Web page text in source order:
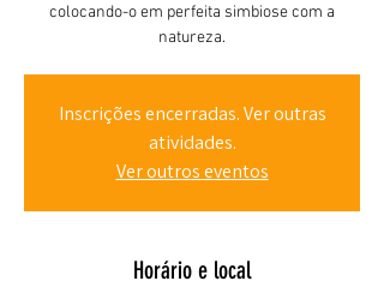
colocando-o em perfeita simbiose com a
natureza.
Inscrições encerradas. Ver outras
atividades.
Ver outros eventos
Horário e local